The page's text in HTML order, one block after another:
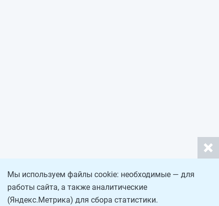
Мы используем файлы cookie: необходимые — для
работы сайта, а также аналитические
(Яндекс.Метрика) для сбора статистики.